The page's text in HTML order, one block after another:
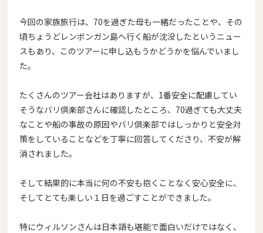
今回の家族旅行は、70を過ぎた母も一緒だったことや、その
頃ち ょうどレンボンガン島へ行く船が沈没したというニュー
スもあり、 このツアーに申し込もうかどうかを悩んでいまし
た。
たくさんのツアー会社はありますが、1番安全に配慮してい
そうなバリ倶楽部さんに確認したところ、70過ぎても大丈夫
なことや船の事故の原因やバリ倶楽部ではしっかりと安全対
策をしていることなどを丁寧に回答してくださり、不安が解
消されました。
そして結果的に本当に何の不安も抱くことなく安心安全に、
そして とても楽しい１日を過ごすことができました。
特にウィルソンさんは日本語も堪能で面白いだけではなく、